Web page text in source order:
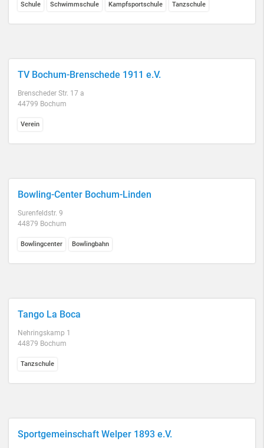
Schule Schwimmschule Kampfsportschule Tanzschule
TV Bochum-Brenschede 1911 e.V.
Brenscheder Str. 17 a
44799 Bochum
Verein
Bowling-Center Bochum-Linden
Surenfeldstr. 9
44879 Bochum
Bowlingcenter Bowlingbahn
Tango La Boca
Nehringskamp 1
44879 Bochum
Tanzschule
Sportgemeinschaft Welper 1893 e.V.